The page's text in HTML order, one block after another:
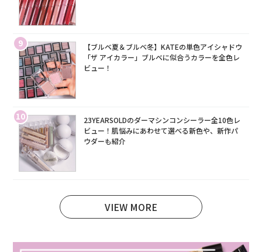
9
【ブルベ夏＆ブルベ冬】KATEの単色アイシャドウ
「ザ アイカラー」ブルベに似合うカラーを全色レ
ビュー！
10
23YEARSOLDのダーマシンコンシーラー全10色レ
ビュー！肌悩みにあわせて選べる新色や、新作パ
ウダーも紹介
VIEW MORE